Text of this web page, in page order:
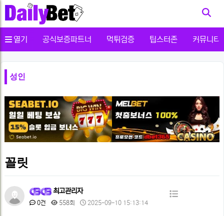
열기 공식보증파트너 먹튀검증 팁스터존 커뮤니티
성인
꼴릿
페
이
최고관리자
댓 0건
조
558회
작 2025-09-10 15:13:14
목